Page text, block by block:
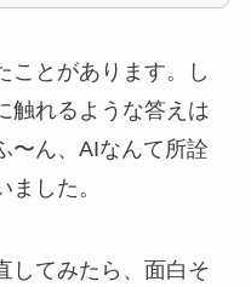
ことがあります。し
触れるような答えは
〜ん、AIなんて所詮
した。
してみたら、面白そ